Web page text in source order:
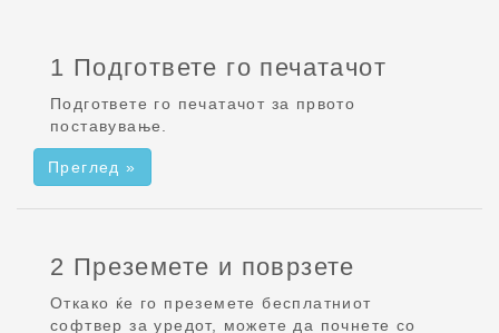
1 Подгответе го печатачот
Подгответе го печатачот за првото
поставување.
Преглед »
2 Преземете и поврзете
Откако ќе го преземете бесплатниот
софтвер за уредот, можете да почнете со